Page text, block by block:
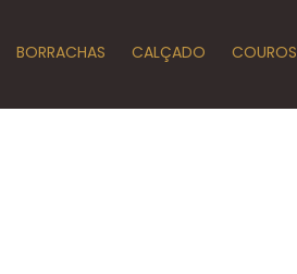
BORRACHAS CALÇADO COUROS